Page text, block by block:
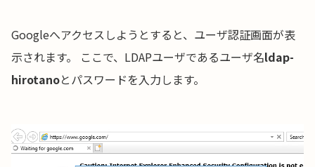
Googleへアクセスしようとすると、ユーザ認証画面が表
示されます。 ここで、LDAPユーザであるユーザ名ldap-
hirotanoとパスワードを入力します。